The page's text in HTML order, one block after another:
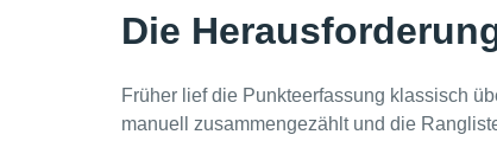
Die
Früher lief die Punkteerfassung klassisch
manuell zusammengezählt und die